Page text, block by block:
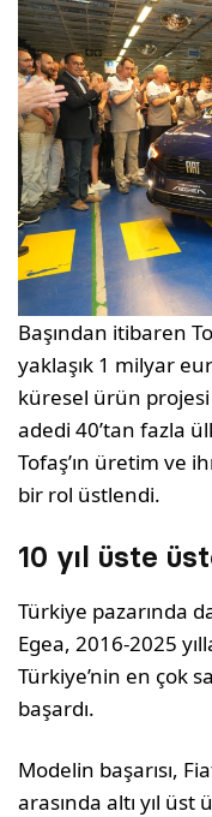
Başından itibaren
yaklaşık 1 milyar
küresel ürün projesi
adedi 40’tan fazla
Tofaş’ın üretim ve
bir rol üstlendi.
10 yıl üste
Türkiye pazarında
Egea, 2016-2025
Türkiye’nin en çok
başardı.
Modelin başarısı,
arasında altı yıl üst